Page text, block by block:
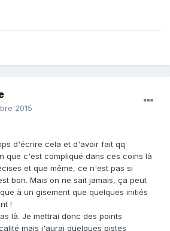
2015
d'écrire cela et d'avoir fait qq
que c'est compliqué dans ces coins là
et que même, ce n'est pas si
bon. Mais on ne sait jamais, ça peut
à un gisement que quelques initiés
!
là. Je mettrai donc des points
mais j'aurai quelques pistes